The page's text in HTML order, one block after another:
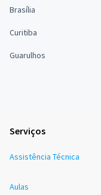
Brasília
Curitiba
Guarulhos
Serviços
Assistência Técnica
Aulas